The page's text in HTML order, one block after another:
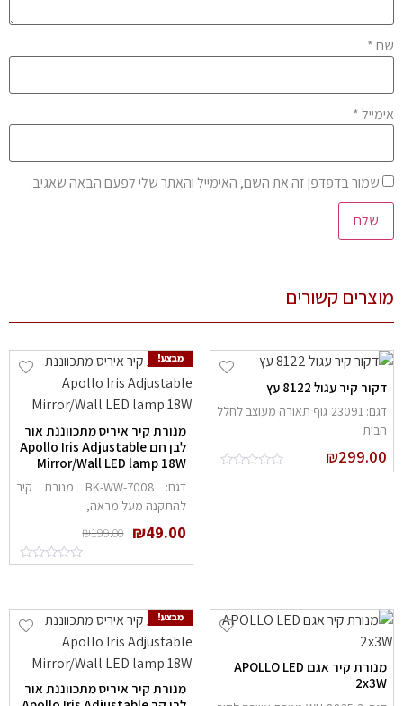
*
*
שמור בדפדפן זה את השם, האימייל והאתר שלי לפעם הבאה שאגיב.
קשורים
קיר עגול 8122 עץ
דגם: 23091 גוף תאורה מעוצב לחלל
₪
מבצע!
מנורת קיר איריס מתכווננת אור
לבן חם Apollo Iris Adjustable
Mirror/Wall LED lamp 18W
דגם: 7008-BK-WW מנורת קיר
להתקנה מעל מראה,
₪199.00 ₪49.00
מנורת קיר אגם APOLLO LED
מבצע!
מנורת קיר איריס מתכווננת אור